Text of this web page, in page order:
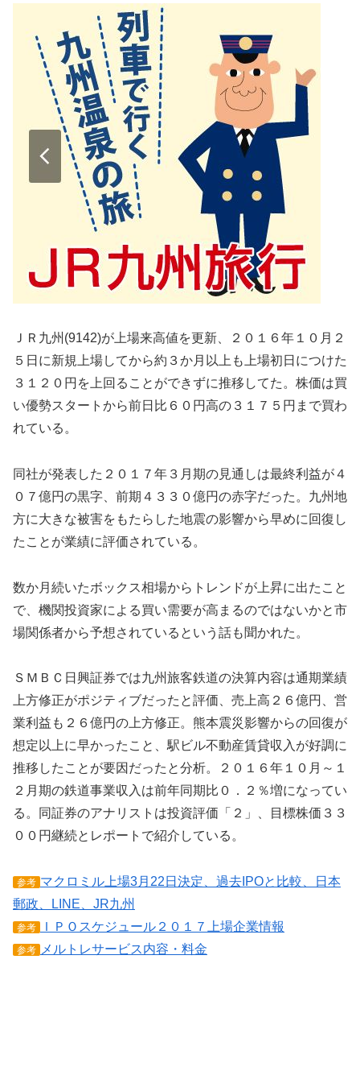
ＪＲ九州(9142)が上場来高値を更新、２０１６年１０月２
５日に新規上場してから約３か月以上も上場初日につけた
３１２０円を上回ることができずに推移してた。株価は買
い優勢スタートから前日比６０円高の３１７５円まで買わ
れている。
同社が発表した２０１７年３月期の見通しは最終利益が４
０７億円の黒字、前期４３３０億円の赤字だった。九州地
方に大きな被害をもたらした地震の影響から早めに回復し
たことが業績に評価されている。
数か月続いたボックス相場からトレンドが上昇に出たこと
で、機関投資家による買い需要が高まるのではないかと市
場関係者から予想されているという話も聞かれた。
ＳＭＢＣ日興証券では九州旅客鉄道の決算内容は通期業績
上方修正がポジティブだったと評価、売上高２６億円、営
業利益も２６億円の上方修正。熊本震災影響からの回復が
想定以上に早かったこと、駅ビル不動産賃貸収入が好調に
推移したことが要因だったと分析。２０１６年１０月～１
２月期の鉄道事業収入は前年同期比０．２％増になってい
る。同証券のアナリストは投資評価「２」、目標株価３３
００円継続とレポートで紹介している。
参考 マクロミル上場3月22日決定、過去IPOと比較、日本
郵政、LINE、JR九州
参考 ＩＰＯスケジュール２０１７上場企業情報
参考 メルトレサービス内容・料金